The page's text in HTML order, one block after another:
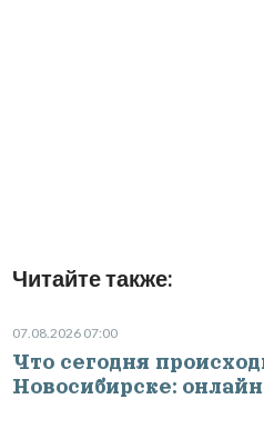
Читайте также:
07.08.2026 07:00
Что сегодня
Новосибирске: